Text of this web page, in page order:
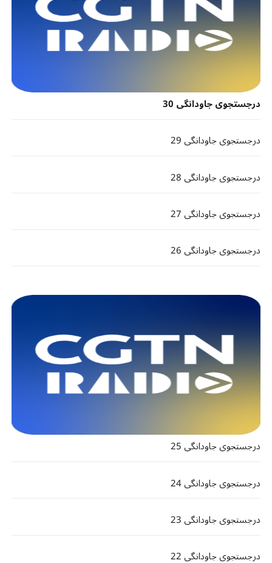
درجستجوی جاودانگی 30
درجستجوی جاودانگی 29
درجستجوی جاودانگی 28
درجستجوی جاودانگی 27
درجستجوی جاودانگی 26
درجستجوی جاودانگی 25
درجستجوی جاودانگی 24
درجستجوی جاودانگی 23
درجستجوی جاودانگی 22